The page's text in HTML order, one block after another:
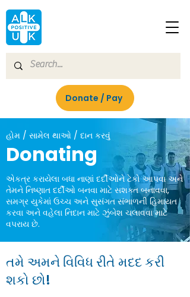
Donate / Pay
હોમ / સામેલ થાઓ / દાન કરવું
Donating
એકત્ર કરાયેલા બધા નાણાં દર્દીઓને ટેકો આપવા અને
તેમને નિષ્ણાત દર્દીઓ બનવા માટે સશક્ત બનાવવા,
સમગ્ર યુકેમાં ઉચ્ચ અને સુસંગત સંભાળની હિમાયત
કરવા અને વહેલા નિદાન માટે ઝુંબેશ ચલાવવા માટે
વપરાય છે.
તમે અમને વિવિધ રીતે મદદ કરી
શકો છો!